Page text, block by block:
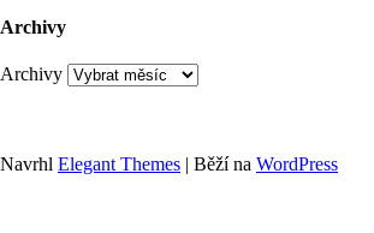
Archivy
Archivy
Navrhl Elegant Themes | Běží na WordPress